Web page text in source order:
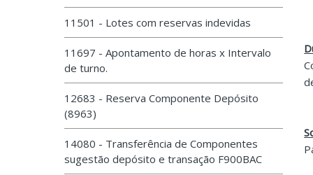
11501 - Lotes com reservas indevidas
11697 - Apontamento de horas x Intervalo
de turno.
12683 - Reserva Componente Depósito
(8963)
14080 - Transferência de Componentes
sugestão depósito e transação F900BAC